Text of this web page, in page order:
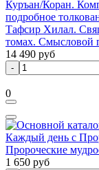
Тафсир Хилал.
томах. Смысловой
14 490 руб
0
Пророческие
1 650 руб